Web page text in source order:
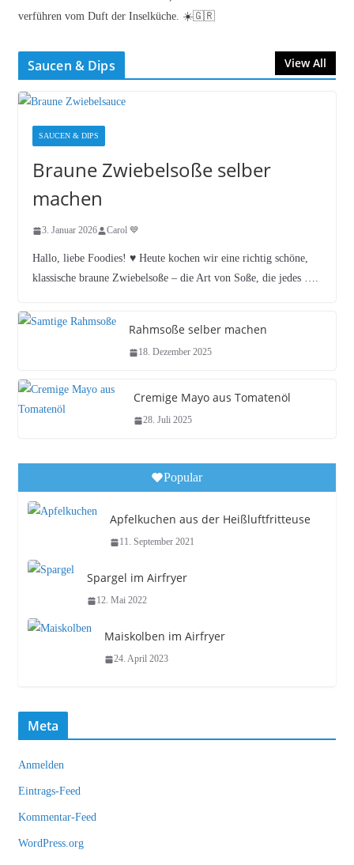
verführen vom Duft der Inselküche. ☀️🇬🇷
Saucen & Dips View All
SAUCEN & DIPS
Braune Zwiebelsoße selber
machen
3. Januar 2026 Carol 💙
Hallo, liebe Foodies! ♥︎ Heute kochen wir eine richtig schöne,
klassische braune Zwiebelsoße – die Art von Soße, die jedes ….
Rahmsoße selber machen
18. Dezember 2025
Cremige Mayo aus Tomatenöl
28. Juli 2025
Popular
Apfelkuchen aus der Heißluftfritteuse
11. September 2021
Spargel im Airfryer
12. Mai 2022
Maiskolben im Airfryer
24. April 2023
Meta
Anmelden
Eintrags-Feed
Kommentar-Feed
WordPress.org